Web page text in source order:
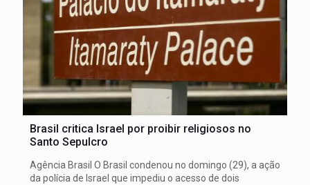
Brasil critica Israel por proibir religiosos no
Santo Sepulcro
Agência Brasil O Brasil condenou no domingo (29), a ação
da polícia de Israel que impediu o acesso de dois